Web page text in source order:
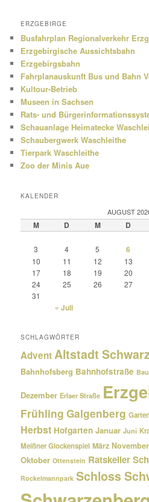
ERZGEBIRGE
Busfahrplan Regionalverkehr
Erzgebirgische Aussichtsbahn
Erzgebirgsbahn
Fahrplanauskunft Bus und Bahn
Kultour-Betrieb
Museen in Sachsen
Rats- und
Schauanlage Heimatecke
Schaubergwerk Waschleithe
Tierpark Waschleithe
Zoo der Minis Aue
KALENDER
AUGUST
M D M D
3
4 5 6
10
11 12 13
17
18 19 20
24
25 26 27
31
« Juli
SCHLAGWÖRTER
AdventAltstadt
Bahnhofsberg Bahnhofstraße
Dezember Erlaer Straße
Frühling Galgenberg
Herbst Hofgarten Januar Juni
Meißner Glockenspiel März November
Oktober Ottenstein Ratskeller
Rockelmannpark Schloss